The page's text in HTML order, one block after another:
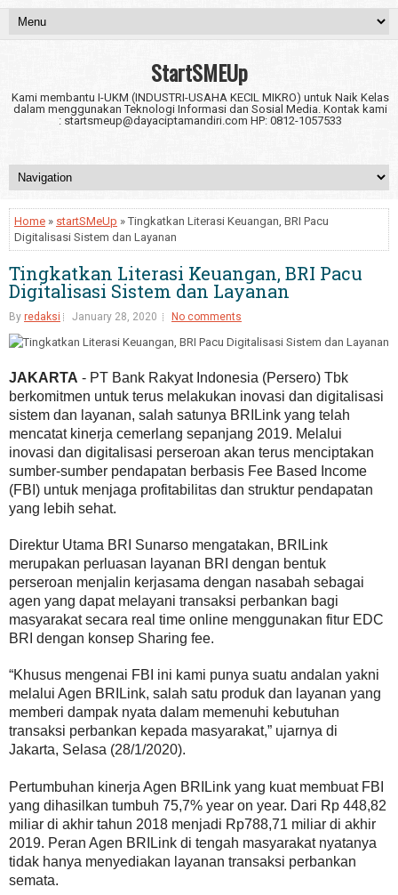
StartSMEUp
Kami membantu I-UKM (INDUSTRI-USAHA KECIL MIKRO) untuk Naik Kelas
dalam menggunakan Teknologi Informasi dan Sosial Media. Kontak kami
: startsmeup@dayaciptamandiri.com HP: 0812-1057533
Home » startSMeUp » Tingkatkan Literasi Keuangan, BRI Pacu
Digitalisasi Sistem dan Layanan
Tingkatkan Literasi Keuangan, BRI Pacu
Digitalisasi Sistem dan Layanan
By redaksi January 28, 2020 No comments
JAKARTA - PT Bank Rakyat Indonesia (Persero) Tbk
berkomitmen untuk terus melakukan inovasi dan digitalisasi
sistem dan layanan, salah satunya BRILink yang telah
mencatat kinerja cemerlang sepanjang 2019. Melalui
inovasi dan digitalisasi perseroan akan terus menciptakan
sumber-sumber pendapatan berbasis Fee Based Income
(FBI) untuk menjaga profitabilitas dan struktur pendapatan
yang lebih sehat.
Direktur Utama BRI Sunarso mengatakan, BRILink
merupakan perluasan layanan BRI dengan bentuk
perseroan menjalin kerjasama dengan nasabah sebagai
agen yang dapat melayani transaksi perbankan bagi
masyarakat secara real time online menggunakan fitur EDC
BRI dengan konsep Sharing fee.
“Khusus mengenai FBI ini kami punya suatu andalan yakni
melalui Agen BRILink, salah satu produk dan layanan yang
memberi dampak nyata dalam memenuhi kebutuhan
transaksi perbankan kepada masyarakat,” ujarnya di
Jakarta, Selasa (28/1/2020).
Pertumbuhan kinerja Agen BRILink yang kuat membuat FBI
yang dihasilkan tumbuh 75,7% year on year. Dari Rp 448,82
miliar di akhir tahun 2018 menjadi Rp788,71 miliar di akhir
2019. Peran Agen BRILink di tengah masyarakat nyatanya
tidak hanya menyediakan layanan transaksi perbankan
semata.